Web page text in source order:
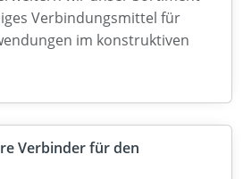
Verbindungsmittel für
im konstruktiven
Verbinder für den